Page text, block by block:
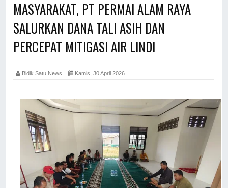
MASYARAKAT, PT PERMAI ALAM RAYA
SALURKAN DANA TALI ASIH DAN
PERCEPAT MITIGASI AIR LINDI
Bidik Satu News Kamis, 30 April 2026